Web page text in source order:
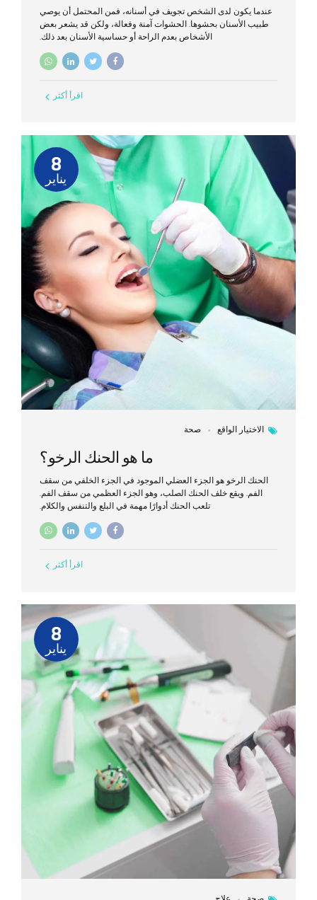
عندما يكون لدى الشخص تجويف في أسنانه، فمن المحتمل أن يوصي
طبيب الأسنان بحشوها. الحشوات آمنة وفعالة، ولكن قد يشعر بعض
الأشخاص بعدم الراحة أو حساسية الأسنان بعد ذلك.
اقرأ أكثر
الاختيار الواقع صحة
8
يناير
ما هو الحنك الرخو؟
الحنك الرخو هو الجزء العضلي الموجود في الجزء الخلفي من سقف
الفم. ويقع خلف الحنك الصلب، وهو الجزء العظمي من سقف الفم.
تلعب الحنك أدوارًا مهمة في البلع والتنفس والكلام.
اقرأ أكثر
8
يناير